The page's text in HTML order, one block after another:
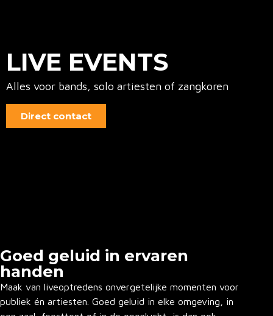
LIVE EVENTS
Alles voor bands, solo artiesten of zangkoren
Direct contact
Goed geluid in ervaren
handen
Maak van liveoptredens onvergetelijke momenten voor
publiek én artiesten. Goed geluid in elke omgeving, in